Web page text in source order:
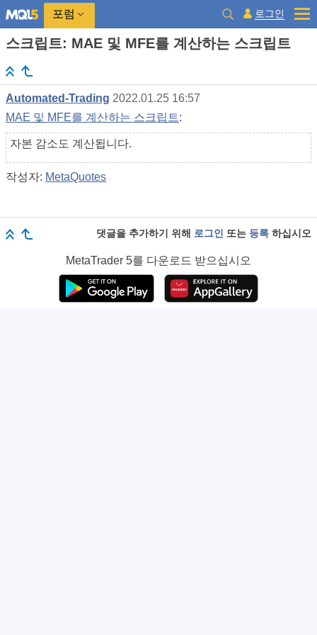
포럼 로그인
스크립트: MAE 및 MFE를 계산하는 스크립트
Automated-Trading 2022.01.25 16:57
MAE 및 MFE를 계산하는 스크립트 :
자본 감소도 계산됩니다.
작성자: MetaQuotes
댓글을 추가하기 위해 로그인 또는 등록 하십시오
MetaTrader 5를 다운로드 받으십시오